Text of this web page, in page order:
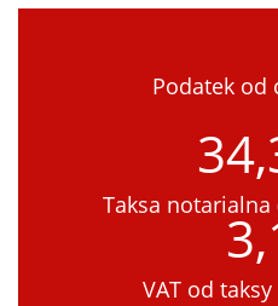
Podatek od
Taksa notarialna
VAT od